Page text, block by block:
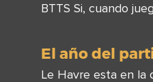
BTTS Si, cuando
El año del
Le Havre esta en la